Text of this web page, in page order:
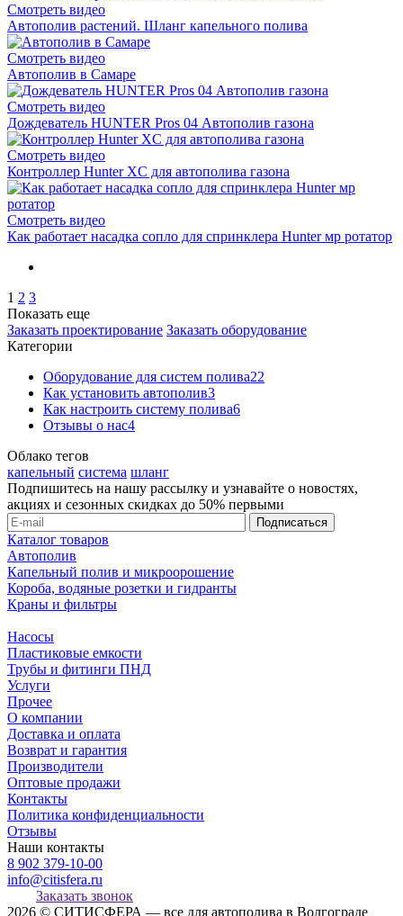
Смотреть видео
Автополив растений. Шланг капельного полива
Смотреть видео
Автополив в Самаре
Смотреть видео
Дождеватель HUNTER Pros 04 Автополив газона
Смотреть видео
Контроллер Hunter XC для автополива газона
Смотреть видео
Как работает насадка сопло для спринклера Hunter мр ротатор
1 2 3
Показать еще
Заказать проектирование Заказать оборудование
Категории
Оборудование для систем полива22
Как установить автополив3
Как настроить систему полива6
Отзывы о нас4
Облако тегов
капельный система шланг
Подпишитесь на нашу рассылку и узнавайте о новостях,
акциях и сезонных скидках до 50% первыми
Каталог товаров
Автополив
Капельный полив и микроорошение
Короба, водяные розетки и гидранты
Краны и фильтры
Насосы
Пластиковые емкости
Трубы и фитинги ПНД
Услуги
Прочее
О компании
Доставка и оплата
Возврат и гарантия
Производители
Оптовые продажи
Контакты
Политика конфиденциальности
Отзывы
Наши контакты
8 902 379-10-00
info@citisfera.ru
Заказать звонок
2026 © СИТИСФЕРА — все для автополива в Волгограде